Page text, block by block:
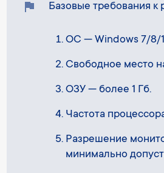
Базовые требования к
ОС — Windows 7/8/
Свободное место
ОЗУ — более 1 Гб.
Частота
Разрешение
минимально